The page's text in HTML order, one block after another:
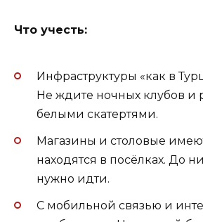
Что учесть:
Инфраструктуры «как в
Не ждите ночных клубов и
белыми скатертями.
Магазины и столовые
находятся в посёлках. До
нужно идти.
С мобильной связью и